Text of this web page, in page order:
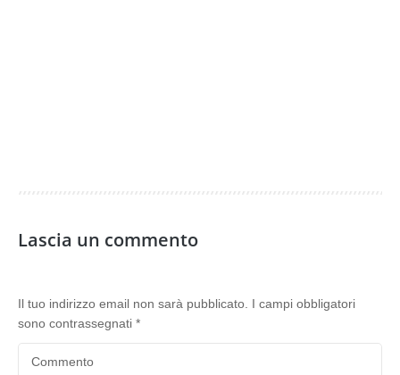
Lascia un commento
Il tuo indirizzo email non sarà pubblicato. I campi obbligatori
sono contrassegnati *
Commento